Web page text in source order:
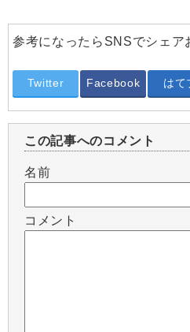
参考になったらSNSでシェア
Twitter Facebook はて
この記事へのコメント
名前
コメント